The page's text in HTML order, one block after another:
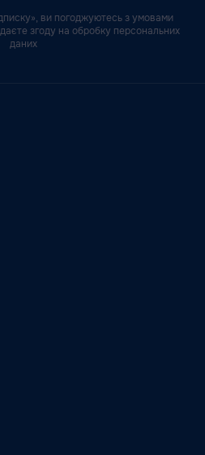
ви погоджуютесь з умовами
даєте згоду на обробку персональних
даних